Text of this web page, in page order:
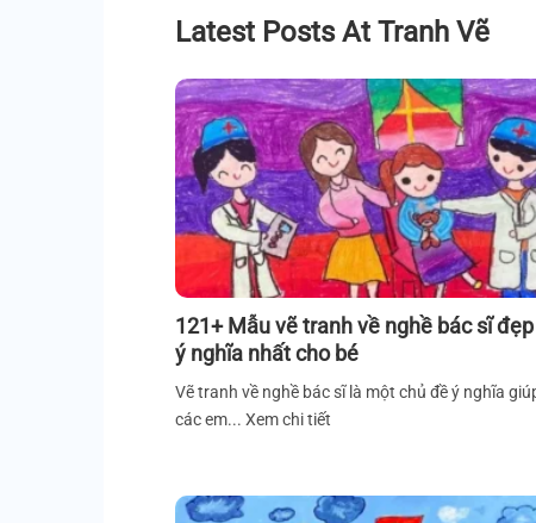
Latest Posts At Tranh Vẽ
121+ Mẫu vẽ tranh về nghề bác sĩ
ý nghĩa nhất cho bé
Vẽ tranh về nghề bác sĩ là một chủ đề ý nghĩa
các em... Xem chi tiết